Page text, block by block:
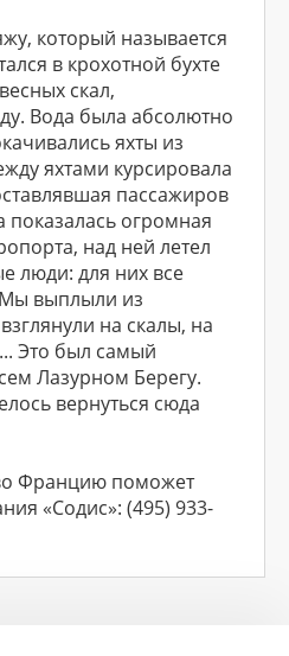
который называется
в крохотной бухте
скал,
Вода была абсолютно
яхты из
яхтами курсировала
пассажиров
показалась огромная
над ней летел
люди: для них все
Мы выплыли из
на скалы, на
Это был самый
Лазурном Берегу.
вернуться сюда
Францию поможет
«Содис»: (495) 933-